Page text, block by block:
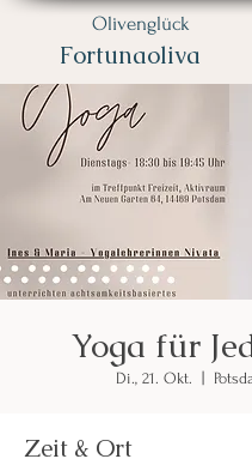
Olivenglück
Fortunaoliva
Yoga für
Di., 21. Okt.
Zeit & Ort